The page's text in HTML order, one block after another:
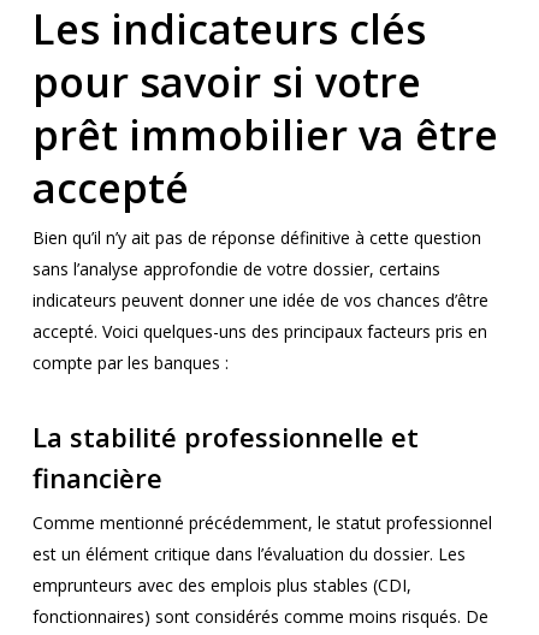
Les indicateurs clés
pour savoir si votre
prêt immobilier va être
accepté
Bien qu’il n’y ait pas de réponse définitive à cette question
sans l’analyse approfondie de votre dossier, certains
indicateurs peuvent donner une idée de vos chances d’être
accepté. Voici quelques-uns des principaux facteurs pris en
compte par les banques :
La stabilité professionnelle et
financière
Comme mentionné précédemment, le statut professionnel
est un élément critique dans l’évaluation du dossier. Les
emprunteurs avec des emplois plus stables (CDI,
fonctionnaires) sont considérés comme moins risqués. De